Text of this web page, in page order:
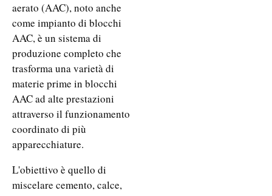
aerato (AAC), noto anche
come impianto di blocchi
AAC, è un sistema di
produzione completo che
trasforma una varietà di
materie prime in blocchi
AAC ad alte prestazioni
attraverso il funzionamento
coordinato di più
apparecchiature.
L'obiettivo è quello di
miscelare cemento, calce,